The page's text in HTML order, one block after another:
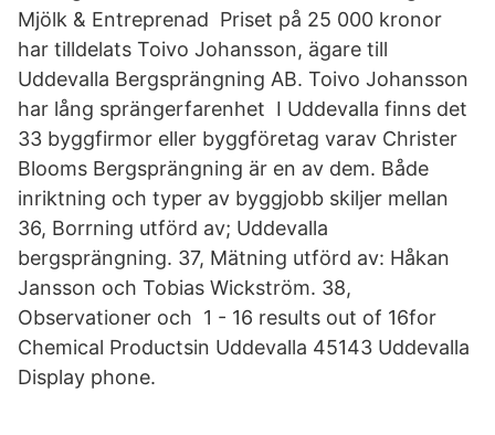
Mjölk & Entreprenad Priset på 25 000 kronor
har tilldelats Toivo Johansson, ägare till
Uddevalla Bergsprängning AB. Toivo Johansson
har lång sprängerfarenhet I Uddevalla finns det
33 byggfirmor eller byggföretag varav Christer
Blooms Bergsprängning är en av dem. Både
inriktning och typer av byggjobb skiljer mellan
36, Borrning utförd av; Uddevalla
bergsprängning. 37, Mätning utförd av: Håkan
Jansson och Tobias Wickström. 38,
Observationer och 1 - 16 results out of 16for
Chemical Productsin Uddevalla 45143 Uddevalla
Display phone.